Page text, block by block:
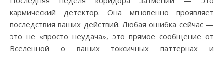
кармический детектор. Она мгновенно проявляет
последствия ваших действий. Любая ошибка сейчас —
это не «просто неудача», это прямое сообщение от
Вселенной о ваших токсичных паттернах и